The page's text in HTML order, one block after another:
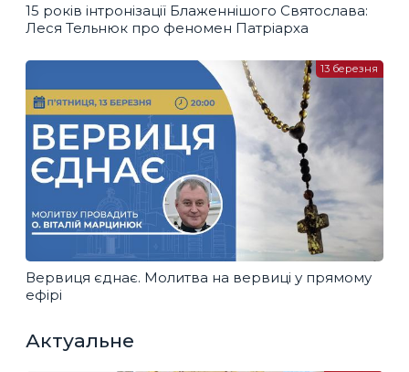
15 років інтронізації Блаженнішого Святослава:
Леся Тельнюк про феномен Патріарха
Вервиця єднає. Молитва на вервиці у прямому
ефірі
13 березня
Актуальне